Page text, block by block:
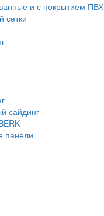
и с покрытием ПВХ
сетки
сайдинг
панели